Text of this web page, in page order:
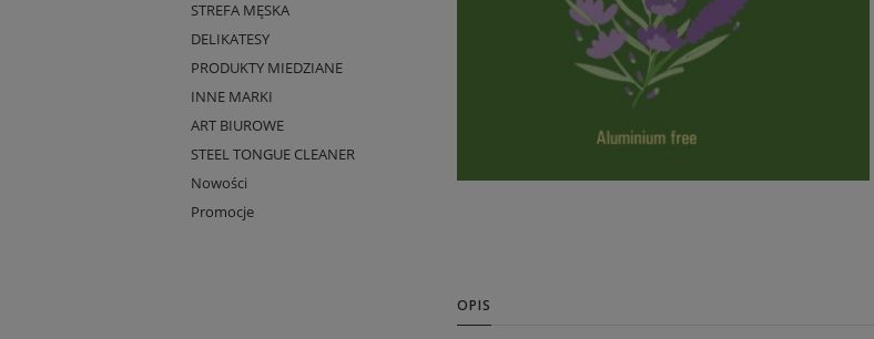
STREFA MĘSKA
DELIKATESY
PRODUKTY MIEDZIANE
INNE MARKI
ART BIUROWE
STEEL TONGUE CLEANER
Nowości
Promocje
OPIS